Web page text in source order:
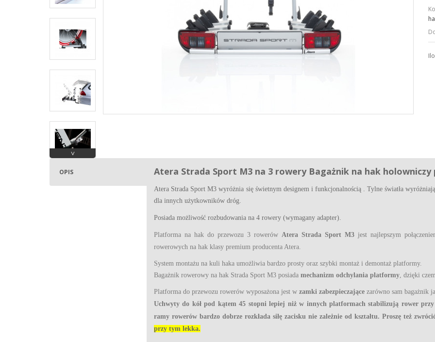
˅
OPIS Atera Strada Sport M3 na 3 rowery Bagażnik na hak
Atera Strada Sport M3 wyróżnia się świetnym designem i funkcjonalnością . Tylne światła
dla innych użytkowników dróg.
Posiada możliwość rozbudowania na 4 rowery (wymagany adapter).
Platforma na hak do przewozu 3 rowerów Atera Strada Sport M3 jest najlepszym
rowerowych na hak klasy premium producenta Atera.
System montażu na kuli haka umożliwia bardzo prosty oraz szybki montaż i demontaż platformy.
Bagażnik rowerowy na hak Strada Sport M3 posiada mechanizm odchylania platformy, dzięki
Platforma do przewozu rowerów wyposażona jest w zamki zabezpieczające zarówno sam bagażnik
Uchwyty do kół pod kątem 45 stopni lepiej niż w innych platformach stabilizują rower
ramy rowerów bardzo dobrze rozkłada siłę zacisku nie zależnie od kształtu. Proszę też
przy tym lekka.